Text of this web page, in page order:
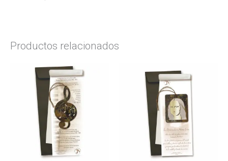
Productos relacionados